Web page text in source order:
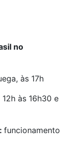
no
às 17h
às 16h30 e
funcionamento